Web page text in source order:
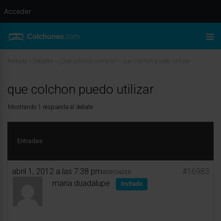
que colchon puedo utilizar
Mostrando 1 respuesta al debate
Entradas
abril 1, 2012 a las 7:38 pm #16983
RESPONDER
maria duadalupe Invitado
Acceder